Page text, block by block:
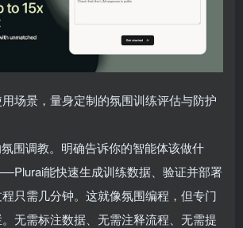
用场景，量身定制的氛围训练评估与防护
氛围调教。明确告诉你的智能体该做什
能快速生成训练数据、验证并部署
只需几分钟。这就像氛围编程，但专门
无需标注数据、无需注释流程、无需提